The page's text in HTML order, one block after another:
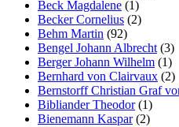
Beck Magdalene (1)
Becker Cornelius (2)
Behm Martin (92)
Bengel Johann Albrecht(3)
Berger Johann Wilhelm (1)
Bernhard von Clairvaux (2)
Bernstorff Christian Graf
Bibliander Theodor(1)
Bienemann Kaspar(2)